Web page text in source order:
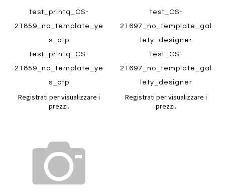
test_printq_CS-
21859_no_template_ye
s_otp
test_printq_CS-
21859_no_template_ye
s_otp
Registrati per visualizzare i
prezzi.
test_CS-
21697_no_template_gal
lety_designer
test_CS-
21697_no_template_gal
lety_designer
Registrati per visualizzare i
prezzi.
preferiti